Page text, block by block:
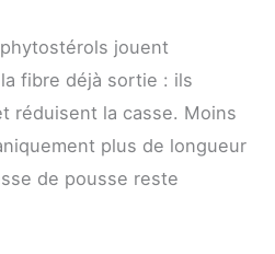
jouent
fibre déjà sortie : ils
réduisent la casse. Moins
plus de longueur
de pousse reste